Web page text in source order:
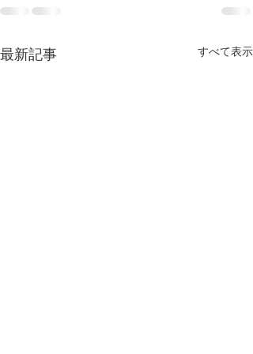
最新記事 すべて表示